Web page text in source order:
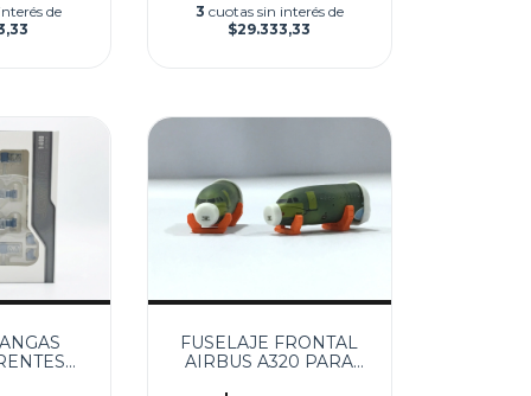
de
3 cuotas sin interés de
$29.333,33
FUSELAJE FRONTAL
AIRBUS A320 PARA